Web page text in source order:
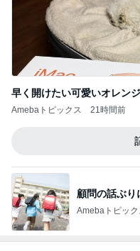
早く開けたい可愛いオレン
Amebaトピックス 21時間前
顧問の話ぶり
Amebaトピック